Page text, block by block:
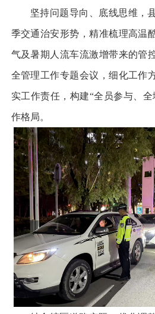
坚持问题导向、底线思维，
季交通治安形势，精准梳理高温
气及暑期人流车流激增带来的管
全管理工作专题会议，细化工作
实工作责任，构建“全员参与、
作格局。